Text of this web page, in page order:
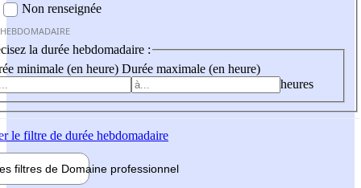
Non renseignée
la durée hebdomadaire :
minimale (en heure) Durée maximale (en heure)
heures
le filtre de durée hebdomadaire
filtres de Domaine professionnel